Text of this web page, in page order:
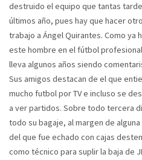
destruido el equipo que tantas
últimos año, pues hay que hacer
trabajo a Ángel Quirantes. Como ya
este hombre en el fútbol
lleva algunos años siendo
Sus amigos destacan de el que
mucho futbol por TV e incluso se
a ver partidos. Sobre todo tercera
todo su bagaje, al margen de
del que fue echado con cajas
como técnico para suplir la baja de